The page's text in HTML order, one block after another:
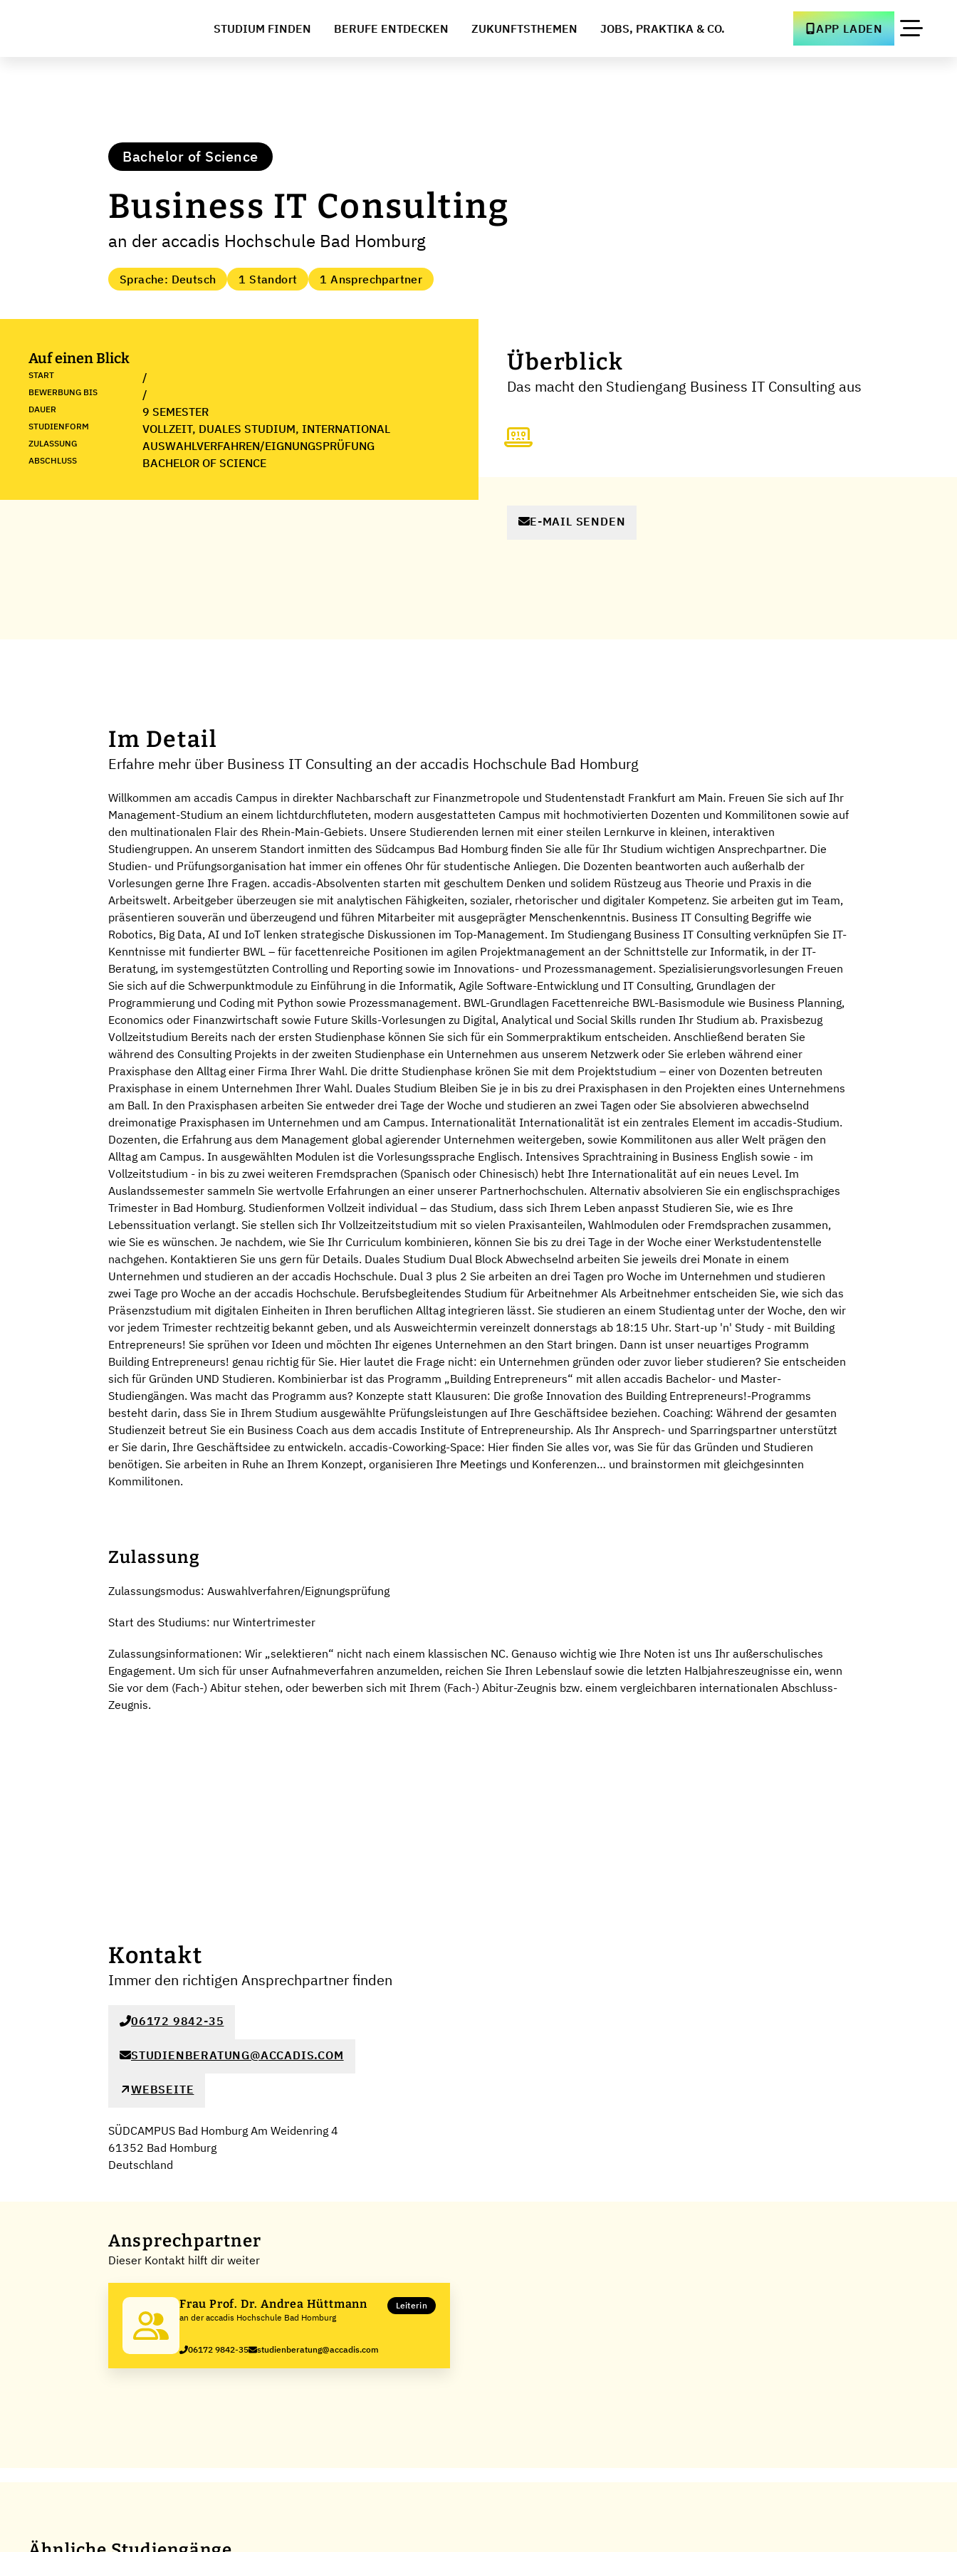
STUDIUM FINDEN BERUFE ENTDECKEN ZUKUNFTSTHEMEN JOBS, PRAKTIKA & CO. APP LADEN
Bachelor of Science
Business IT Consulting
an der accadis Hochschule Bad Homburg
Sprache: Deutsch 1 Standort 1 Ansprechpartner
Auf einen Blick
START /
BEWERBUNG BIS /
DAUER 9 SEMESTER
STUDIENFORM VOLLZEIT, DUALES STUDIUM, INTERNATIONAL
ZULASSUNG AUSWAHLVERFAHREN/EIGNUNGSPRÜFUNG
ABSCHLUSS BACHELOR OF SCIENCE
Überblick
Das macht den Studiengang Business IT Consulting aus
E-MAIL SENDEN
Im Detail
Erfahre mehr über Business IT Consulting an der accadis Hochschule Bad Homburg
Willkommen am accadis Campus in direkter Nachbarschaft zur Finanzmetropole und Studentenstadt Frankfurt am Main. Freuen Sie sich auf Ihr
Management-Studium an einem lichtdurchfluteten, modern ausgestatteten Campus mit hochmotivierten Dozenten und Kommilitonen sowie auf
den multinationalen Flair des Rhein-Main-Gebiets. Unsere Studierenden lernen mit einer steilen Lernkurve in kleinen, interaktiven
Studiengruppen. An unserem Standort inmitten des Südcampus Bad Homburg finden Sie alle für Ihr Studium wichtigen Ansprechpartner. Die
Studien- und Prüfungsorganisation hat immer ein offenes Ohr für studentische Anliegen. Die Dozenten beantworten auch außerhalb der
Vorlesungen gerne Ihre Fragen. accadis-Absolventen starten mit geschultem Denken und solidem Rüstzeug aus Theorie und Praxis in die
Arbeitswelt. Arbeitgeber überzeugen sie mit analytischen Fähigkeiten, sozialer, rhetorischer und digitaler Kompetenz. Sie arbeiten gut im Team,
präsentieren souverän und überzeugend und führen Mitarbeiter mit ausgeprägter Menschenkenntnis. Business IT Consulting Begriffe wie
Robotics, Big Data, AI und IoT lenken strategische Diskussionen im Top-Management. Im Studiengang Business IT Consulting verknüpfen Sie IT-
Kenntnisse mit fundierter BWL – für facettenreiche Positionen im agilen Projektmanagement an der Schnittstelle zur Informatik, in der IT-
Beratung, im systemgestützten Controlling und Reporting sowie im Innovations- und Prozessmanagement. Spezialisierungsvorlesungen Freuen
Sie sich auf die Schwerpunktmodule zu Einführung in die Informatik, Agile Software-Entwicklung und IT Consulting, Grundlagen der
Programmierung und Coding mit Python sowie Prozessmanagement. BWL-Grundlagen Facettenreiche BWL-Basismodule wie Business Planning,
Economics oder Finanzwirtschaft sowie Future Skills-Vorlesungen zu Digital, Analytical und Social Skills runden Ihr Studium ab. Praxisbezug
Vollzeitstudium Bereits nach der ersten Studienphase können Sie sich für ein Sommerpraktikum entscheiden. Anschließend beraten Sie
während des Consulting Projekts in der zweiten Studienphase ein Unternehmen aus unserem Netzwerk oder Sie erleben während einer
Praxisphase den Alltag einer Firma Ihrer Wahl. Die dritte Studienphase krönen Sie mit dem Projektstudium – einer von Dozenten betreuten
Praxisphase in einem Unternehmen Ihrer Wahl. Duales Studium Bleiben Sie je in bis zu drei Praxisphasen in den Projekten eines Unternehmens
am Ball. In den Praxisphasen arbeiten Sie entweder drei Tage der Woche und studieren an zwei Tagen oder Sie absolvieren abwechselnd
dreimonatige Praxisphasen im Unternehmen und am Campus. Internationalität Internationalität ist ein zentrales Element im accadis-Studium.
Dozenten, die Erfahrung aus dem Management global agierender Unternehmen weitergeben, sowie Kommilitonen aus aller Welt prägen den
Alltag am Campus. In ausgewählten Modulen ist die Vorlesungssprache Englisch. Intensives Sprachtraining in Business English sowie - im
Vollzeitstudium - in bis zu zwei weiteren Fremdsprachen (Spanisch oder Chinesisch) hebt Ihre Internationalität auf ein neues Level. Im
Auslandssemester sammeln Sie wertvolle Erfahrungen an einer unserer Partnerhochschulen. Alternativ absolvieren Sie ein englischsprachiges
Trimester in Bad Homburg. Studienformen Vollzeit individual – das Studium, dass sich Ihrem Leben anpasst Studieren Sie, wie es Ihre
Lebenssituation verlangt. Sie stellen sich Ihr Vollzeitzeitstudium mit so vielen Praxisanteilen, Wahlmodulen oder Fremdsprachen zusammen,
wie Sie es wünschen. Je nachdem, wie Sie Ihr Curriculum kombinieren, können Sie bis zu drei Tage in der Woche einer Werkstudentenstelle
nachgehen. Kontaktieren Sie uns gern für Details. Duales Studium Dual Block Abwechselnd arbeiten Sie jeweils drei Monate in einem
Unternehmen und studieren an der accadis Hochschule. Dual 3 plus 2 Sie arbeiten an drei Tagen pro Woche im Unternehmen und studieren
zwei Tage pro Woche an der accadis Hochschule. Berufsbegleitendes Studium für Arbeitnehmer Als Arbeitnehmer entscheiden Sie, wie sich das
Präsenzstudium mit digitalen Einheiten in Ihren beruflichen Alltag integrieren lässt. Sie studieren an einem Studientag unter der Woche, den wir
vor jedem Trimester rechtzeitig bekannt geben, und als Ausweichtermin vereinzelt donnerstags ab 18:15 Uhr. Start-up 'n' Study - mit Building
Entrepreneurs! Sie sprühen vor Ideen und möchten Ihr eigenes Unternehmen an den Start bringen. Dann ist unser neuartiges Programm
Building Entrepreneurs! genau richtig für Sie. Hier lautet die Frage nicht: ein Unternehmen gründen oder zuvor lieber studieren? Sie entscheiden
sich für Gründen UND Studieren. Kombinierbar ist das Programm „Building Entrepreneurs“ mit allen accadis Bachelor- und Master-
Studiengängen. Was macht das Programm aus? Konzepte statt Klausuren: Die große Innovation des Building Entrepreneurs!-Programms
besteht darin, dass Sie in Ihrem Studium ausgewählte Prüfungsleistungen auf Ihre Geschäftsidee beziehen. Coaching: Während der gesamten
Studienzeit betreut Sie ein Business Coach aus dem accadis Institute of Entrepreneurship. Als Ihr Ansprech- und Sparringspartner unterstützt
er Sie darin, Ihre Geschäftsidee zu entwickeln. accadis-Coworking-Space: Hier finden Sie alles vor, was Sie für das Gründen und Studieren
benötigen. Sie arbeiten in Ruhe an Ihrem Konzept, organisieren Ihre Meetings und Konferenzen… und brainstormen mit gleichgesinnten
Kommilitonen.
Zulassung
Zulassungsmodus: Auswahlverfahren/Eignungsprüfung
Start des Studiums: nur Wintertrimester
Zulassungsinformationen: Wir „selektieren“ nicht nach einem klassischen NC. Genauso wichtig wie Ihre Noten ist uns Ihr außerschulisches
Engagement. Um sich für unser Aufnahmeverfahren anzumelden, reichen Sie Ihren Lebenslauf sowie die letzten Halbjahreszeugnisse ein, wenn
Sie vor dem (Fach-) Abitur stehen, oder bewerben sich mit Ihrem (Fach-) Abitur-Zeugnis bzw. einem vergleichbaren internationalen Abschluss-
Zeugnis.
Kontakt
Immer den richtigen Ansprechpartner finden
06172 9842-35
STUDIENBERATUNG@ACCADIS.COM
WEBSEITE
SÜDCAMPUS Bad Homburg Am Weidenring 4
61352 Bad Homburg
Deutschland
Ansprechpartner
Dieser Kontakt hilft dir weiter
Frau Prof. Dr. Andrea Hüttmann
an der accadis Hochschule Bad Homburg
Leiterin
06172 9842-35 studienberatung@accadis.com